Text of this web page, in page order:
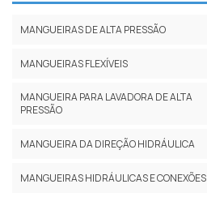
MANGUEIRAS DE ALTA PRESSÃO
MANGUEIRAS FLEXÍVEIS
MANGUEIRA PARA LAVADORA DE ALTA
PRESSÃO
MANGUEIRA DA DIREÇÃO HIDRÁULICA
MANGUEIRAS HIDRÁULICAS E CONEXÕES